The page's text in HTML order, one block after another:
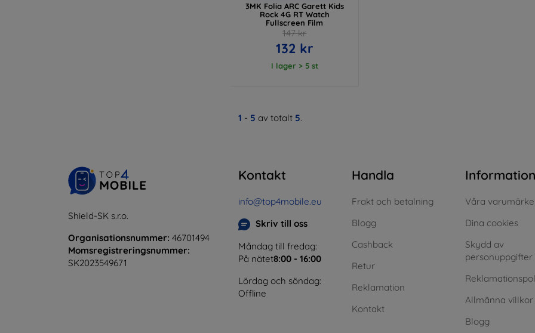
3MK Folia ARC Garett Kids
Rock 4G RT Watch
Fullscreen Film
147 kr
132 kr
I lager > 5 st
1 - 5 av totalt 5.
Shield-SK s.r.o.
Organisationsnummer: 46701494
Momsregistreringsnummer:
SK2023549671
Kontakt
info@top4mobile.eu
Skriv till oss
Måndag till fredag:
På nätet8:00 - 16:00
Lördag och söndag:
Offline
Handla
Frakt och betalning
Blogg
Cashback
Retur
Reklamation
Kontakt
Information
Våra
Dina cookies
Skydd av
personuppgifter
Allmänna villkor
Blogg